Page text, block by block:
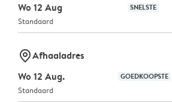
Wo 12 Aug
SNELSTE
Standaard
marker-pinAfhaaladres
Wo 12 Aug.
GOEDKOOPSTE
Standaard